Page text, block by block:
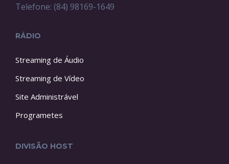
Telefone: (84) 98169-1649
RÁDIO
Streaming de Áudio
Streaming de Vídeo
Site Administrável
Programetes
DIVISÃO HOST